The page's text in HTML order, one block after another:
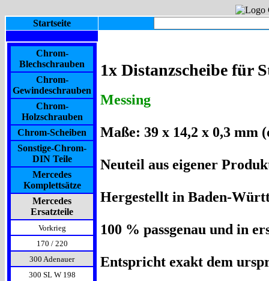
Startseite
Chrom-
Blechschrauben
Chrom-
Gewindeschrauben
Chrom-
Holzschrauben
Chrom-Scheiben
Sonstige-Chrom-
DIN Teile
Mercedes
Komplettsätze
Mercedes
Ersatzteile
Vorkrieg
170 / 220
300 Adenauer
300 SL W 198
1x Distanzscheibe für
Messing
Maße: 39 x 14,2 x 0,3 mm
Neuteil aus eigener
Hergestellt in Baden-
100 % passgenau und in
Entspricht exakt dem